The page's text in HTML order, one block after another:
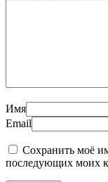
Имя
Email
Сохранить моё
последующих моих